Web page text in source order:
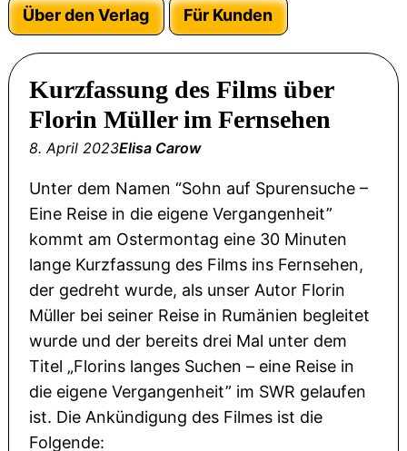
Über den Verlag Für Kunden
Kurzfassung des Films über
Florin Müller im Fernsehen
8. April 2023Elisa Carow
Unter dem Namen “Sohn auf Spurensuche –
Eine Reise in die eigene Vergangenheit”
kommt am Ostermontag eine 30 Minuten
lange Kurzfassung des Films ins Fernsehen,
der gedreht wurde, als unser Autor Florin
Müller bei seiner Reise in Rumänien begleitet
wurde und der bereits drei Mal unter dem
Titel „Florins langes Suchen – eine Reise in
die eigene Vergangenheit” im SWR gelaufen
ist. Die Ankündigung des Filmes ist die
Folgende: